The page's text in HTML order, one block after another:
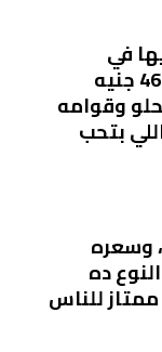
في
السوق، وسعره يتراوح بين 16 إلى 46 جنيه
وقوامه
بتحب
وسعره
النوع ده
ممتاز للناس